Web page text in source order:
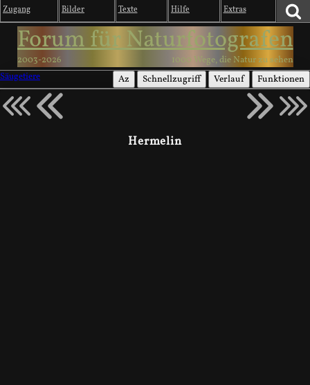
Zugang Bilder Texte Hilfe Extras
Forum für Naturfotografen
2003-2026
1000 Wege, die Natur zu sehen
Säugetiere
Az Schnellzugriff Verlauf Funktionen
Hermelin